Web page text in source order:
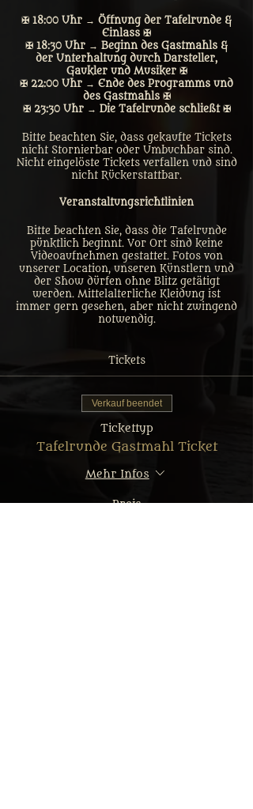
✠ 18:00 Uhr → Öffnung der Tafelrunde &
Einlass ✠
✠ 18:30 Uhr → Beginn des Gastmahls &
der Unterhaltung durch Darsteller,
Gaukler und Musiker ✠
✠ 22:00 Uhr → Ende des Programms und
des Gastmahls ✠
✠ 23:30 Uhr → Die Tafelrunde schließt ✠
Bitte beachten Sie, dass gekaufte Tickets
nicht Stornierbar oder Umbuchbar sind.
Nicht eingelöste Tickets verfallen und sind
nicht Rückerstattbar.
Veranstaltungsrichtlinien
Bitte beachten Sie, dass die Tafelrunde
pünktlich beginnt. Vor Ort sind keine
Videoaufnehmen gestattet. Fotos von
unserer Location, unseren Künstlern und
der Show dürfen ohne Blitz getätigt
werden. Mittelalterliche Kleidung ist
immer gern gesehen, aber nicht zwingend
notwendig.
Tickets
Verkauf beendet
Tickettyp
Tafelrunde Gastmahl Ticket
Mehr Infos
Preis